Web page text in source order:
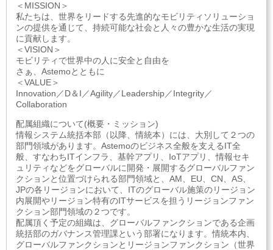
＜MISSION＞
私たちは、世界をリードする先進的なモビリティソリューショ
ンの提供を通じて、持続可能な社会と人々の豊かな生活の実現
に貢献します。
＜VISION＞
モビリティで世界中の人に安全と自由を
さぁ、Astemoとともに
＜VALUE＞
Innovation／D＆I／Agility／Leadership／Integrity／
Collaboration
配属組織について(概要・ミッション)
情報システム統括本部（以降、情統本）には、大別して２つの
部門領域があります。Astemoのビジネス全般を支えるIT全
般、すなわちITインフラ、基幹アプリ、IoTアプリ、情報セキ
ュリティなどをグローバルに開発・展開するグローバルファン
クションと位置づけられる部門領域と、AM、EU、CN、AS、
JPの各リージョンにおいて、ITのグローバル施策のリージョン
内展開やリージョン特有のITサービスを担うリージョンファン
クション部門領域の２つです。
配属頂く予定の組織は、グローバルファンクションである企画
統括部のガバナンス管理課という部署になります。情統本内、
グローバルファンクションとリージョンファンクション（世界